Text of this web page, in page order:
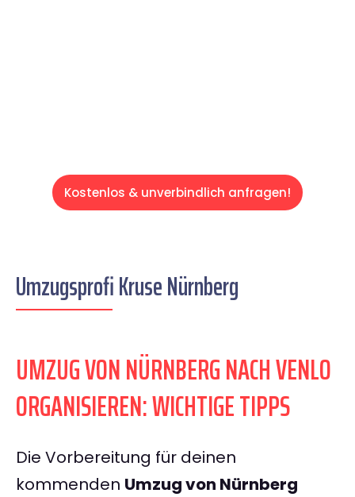
Kostenlos & unverbindlich anfragen!
Umzugsprofi Kruse Nürnberg
UMZUG VON NÜRNBERG NACH VENLO
ORGANISIEREN: WICHTIGE TIPPS
Die Vorbereitung für deinen
kommenden Umzug von Nürnberg